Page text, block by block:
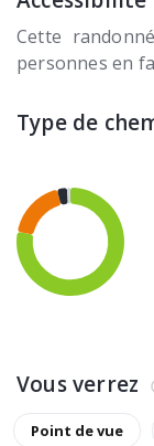
Cette
personnes en
Type de
Vous verrez
Point de vue